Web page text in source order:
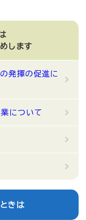
します
発揮の促進に
について
きは